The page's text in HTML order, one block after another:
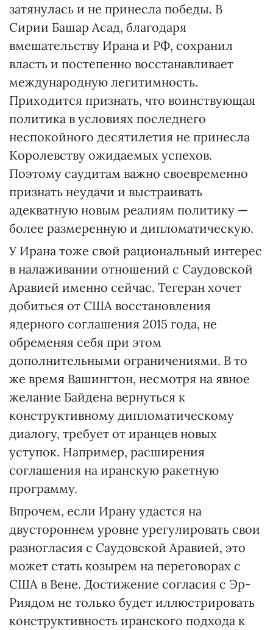
затянулась и не принесла победы. В
Сирии Башар Асад, благодаря
вмешательству Ирана и РФ, сохранил
власть и постепенно восстанавливает
международную легитимность.
Приходится признать, что воинствующая
политика в условиях последнего
неспокойного десятилетия не принесла
Королевству ожидаемых успехов.
Поэтому саудитам важно своевременно
признать неудачи и выстраивать
адекватную новым реалиям политику —
более размеренную и дипломатическую.
У Ирана тоже свой рациональный интерес
в налаживании отношений с Саудовской
Аравией именно сейчас. Тегеран хочет
добиться от США восстановления
ядерного соглашения 2015 года, не
обременяя себя при этом
дополнительными ограничениями. В то
же время Вашингтон, несмотря на явное
желание Байдена вернуться к
конструктивному дипломатическому
диалогу, требует от иранцев новых
уступок. Например, расширения
соглашения на иранскую ракетную
программу.
Впрочем, если Ирану удастся на
двустороннем уровне урегулировать свои
разногласия с Саудовской Аравией, это
может стать козырем на переговорах с
США в Вене. Достижение согласия с Эр-
Риядом не только будет иллюстрировать
конструктивность иранского подхода к